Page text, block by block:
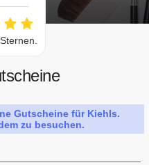
Gutscheine für Kiehls.
zu besuchen.